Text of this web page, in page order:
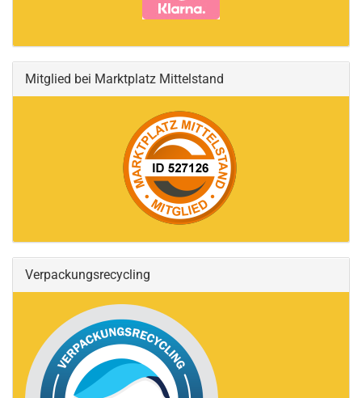
Mitglied bei Marktplatz Mittelstand
Verpackungsrecycling